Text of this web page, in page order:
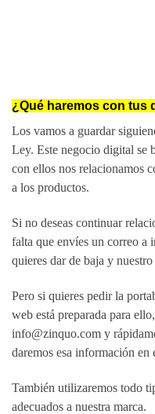
¿Qué haremos con tus
Los vamos a guardar
Ley. Este negocio digital se
con ellos nos relacionamos
a los productos.
Si no deseas continuar
falta que envíes un correo a
quieres dar de baja y
Pero si quieres pedir la
web está preparada para
info@zinquo.com y
daremos esa información en
También utilizaremos todo
adecuados a nuestra marca.